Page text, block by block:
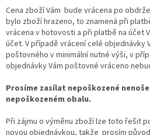
Cena zboží Vám bude vrácena po
bylo zboží hrazeno, to znamená při
vrácena v hotovosti a při platbě na účet
účet. V případě vrácení celé objednávky
poštovného v minimální nutné výši, v
objednávky Vám poštovné vráceno
Prosíme zasílat nepoškozené
nepoškozeném obalu.
Při zájmu o výměnu zboží lze toto řešit
novou objednávkou, takže prosím